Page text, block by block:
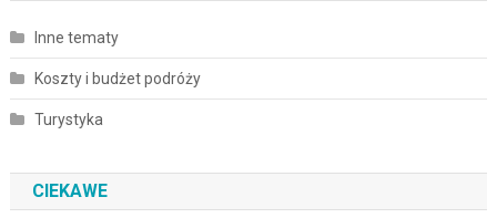
Inne tematy
Koszty i budżet podróży
Turystyka
CIEKAWE